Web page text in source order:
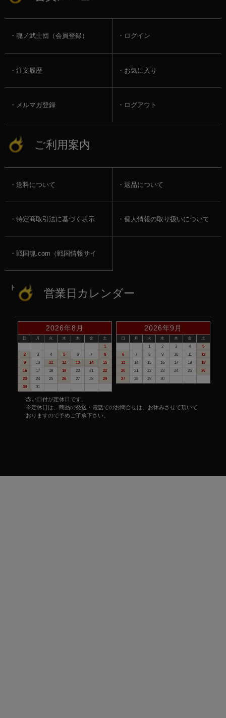
魂ノ武士団（会員登録） ログイン
注文履歴 お気に入り
メルマガ登録 ログアウト
ご利用案内
送料について 返品について
特定商取引法に基づく表示 個人情報の取り扱いについて
戦国魂.com（戦国情報サイ
ト） 営業日カレンダー
2026年8月
日 月 火 水 木 金
土
1
2
3 4 5 6 7
8
9
10 11 12 13 14
15
16
17 18 19 20 21
22
23
24 25 26 27 28
29
30
31
2026年9月
日 月 火 水 木 金
土
1
2 3 4
5
6
7 8 9 10 11
12
13
14 15 16 17 18
19
20
21 22 23 24 25
26
27
28 29 30
赤い日付が定休日です。
※定休日は、商品の発送・電話でのお問合せは、お休みさせて頂いて
おりますので予めご了承下さい。